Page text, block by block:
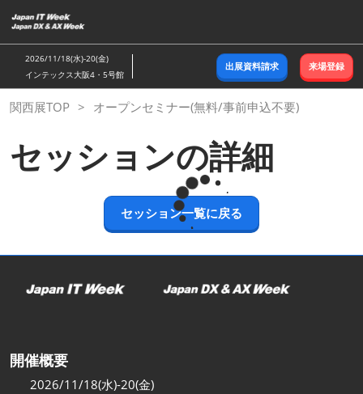
キ
ッ
し
て
む
2026/11/18(水)-20(金)
インテックス大阪4・5号館
出展資料請求 来場登録
関西展TOP オープンセミナー(無料/事前申込不要)
セッションの詳細
セッション一覧に戻る
開催概要
2026/11/18(水)-20(金)